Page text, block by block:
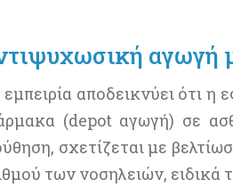
αγωγή
αποδεικνύει ότι η
(depot αγωγή) σε
σχετίζεται με
των νοσηλειών,